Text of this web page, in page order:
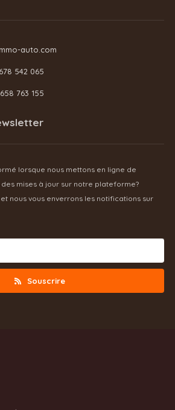
auto.com
542 065
763 155
lorsque nous mettons en ligne de
mises à jour sur notre plateforme?
nous vous enverrons les notifications sur
Souscrire